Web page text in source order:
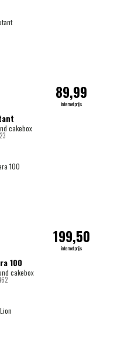
cakebox
89,99
internetprijs
100
cakebox
199,50
internetprijs